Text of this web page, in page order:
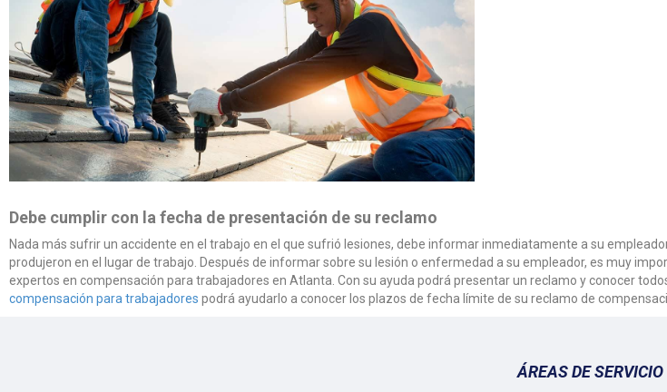
Debe cumplir con la fecha de presentación de su reclamo
Nada más sufrir un accidente en el trabajo en el que sufrió lesiones, debe informar inmediatamente a su
produjeron en el lugar de trabajo. Después de informar sobre su lesión o enfermedad a su empleador, es muy
expertos en compensación para trabajadores en Atlanta. Con su ayuda podrá presentar un reclamo y conocer
compensación para trabajadores podrá ayudarlo a conocer los plazos de fecha límite de su reclamo de
ÁREAS DE SERVICIO